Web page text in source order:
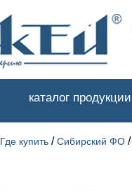
каталог продукции
Где купить /Сибирский ФО /